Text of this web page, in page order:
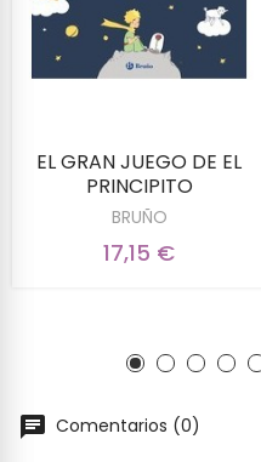
EL GRAN JUEGO DE EL
PRINCIPITO
BRUÑO
17,15 €
Comentarios (0)